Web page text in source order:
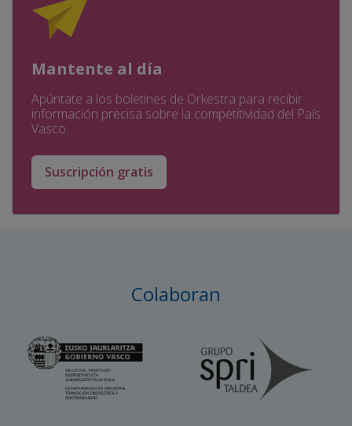
Mantente al día
Apúntate a los boletines de Orkestra para recibir
información precisa sobre la competitividad del País
Vasco.
Suscripción gratis
Colaboran